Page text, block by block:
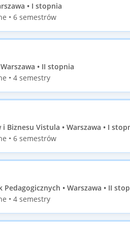
• I stopnia
• 6 semestrów
• II stopnia
• 4 semestry
Biznesu Vistula • Warszawa • I
• 6 semestrów
Pedagogicznych • Warszawa • II
• 4 semestry